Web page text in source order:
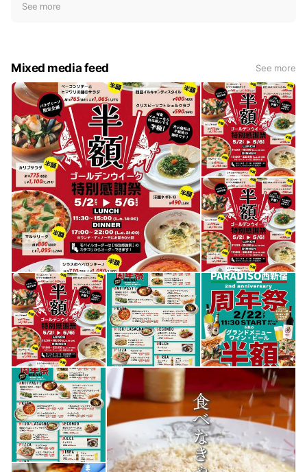
e
See more
Mixed media feed See more